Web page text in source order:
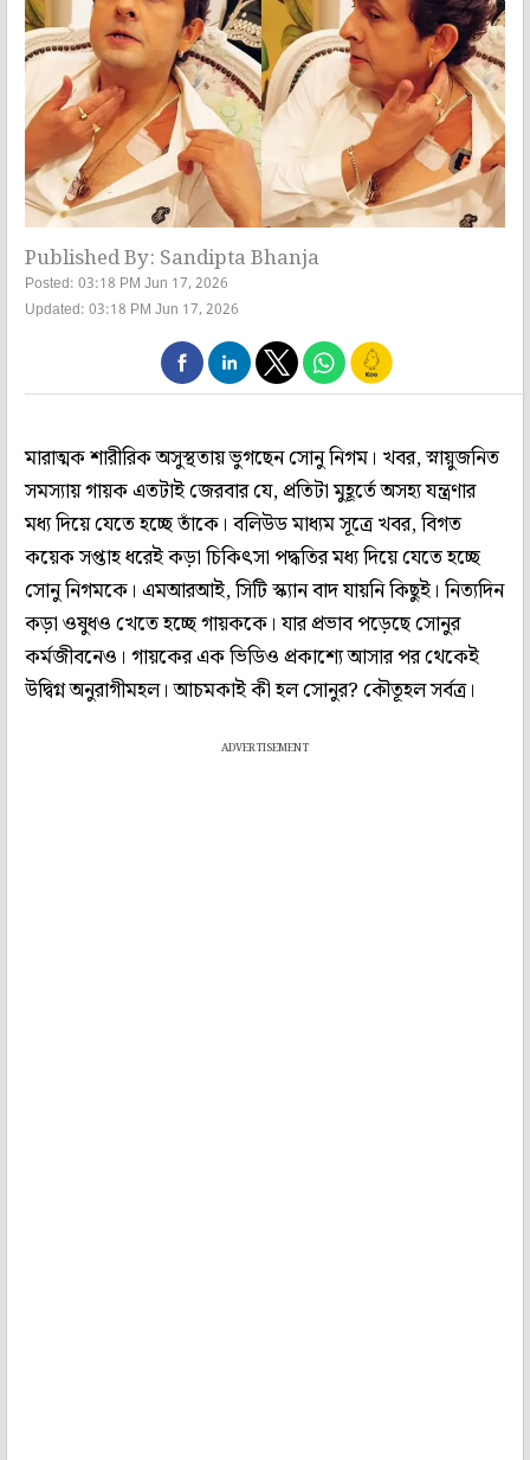
Published By: Sandipta Bhanja
Posted: 03:18 PM Jun 17, 2026
Updated: 03:18 PM Jun 17, 2026
মারাত্মক শারীরিক অসুস্থতায় ভুগছেন সোনু নিগম। খবর, স্নায়ুজনিত
সমস্যায় গায়ক এতটাই জেরবার যে, প্রতিটা মুহূর্তে অসহ্য যন্ত্রণার
মধ্য দিয়ে যেতে হচ্ছে তাঁকে। বলিউড মাধ্যম সূত্রে খবর, বিগত
কয়েক সপ্তাহ ধরেই কড়া চিকিৎসা পদ্ধতির মধ্য দিয়ে যেতে হচ্ছে
সোনু নিগমকে। এমআরআই, সিটি স্ক্যান বাদ যায়নি কিছুই। নিত্যদিন
কড়া ওষুধও খেতে হচ্ছে গায়ককে। যার প্রভাব পড়েছে সোনুর
কর্মজীবনেও। গায়কের এক ভিডিও প্রকাশ্যে আসার পর থেকেই
উদ্বিগ্ন অনুরাগীমহল। আচমকাই কী হল সোনুর? কৌতূহল সর্বত্র।
ADVERTISEMENT